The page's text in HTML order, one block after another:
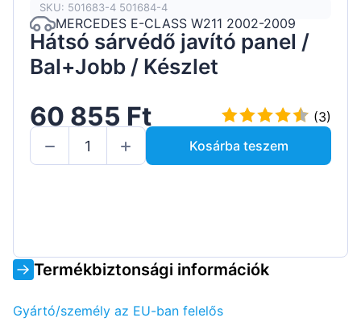
SKU: 501683-4 501684-4
MERCEDES E-CLASS W211 2002-2009
Hátsó sárvédő javító panel /
Bal+Jobb / Készlet
60 855 Ft
(3)
Kosárba teszem
Termékbiztonsági információk
Gyártó/személy az EU-ban felelős